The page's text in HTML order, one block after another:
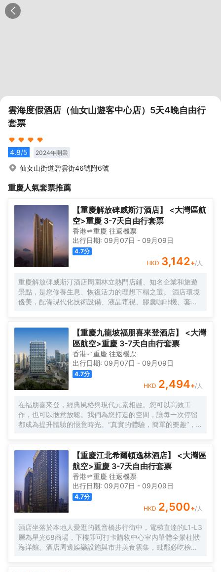
雲海度假酒店（仙女山遊客中心店）5天4晚自由行
套票
4.8/5 2024年開業
仙女山街道碧雲街46號附6號
重慶人氣套票推薦
【重慶解放碑威斯汀酒店】 <大灣區航
空>重慶 3-7天自由行套票
香港 重慶 往返機票
出行日期: 09月07日 - 09月09日
4.7分
HKD 3,142+/人
重慶解放碑威斯汀酒店周圍林立熱門店鋪、知名企業和旅遊
景點，是您修養生息、恢復活力的理想下榻之選。 酒店環境
優美，配備現代化技術設備、液晶電視、膠囊咖啡機、套房
【重慶九龍坡福朋喜來登酒店】 <大灣
區航空>重慶 3-7天自由行套票
香港 重慶 往返機票
出行日期: 09月07日 - 09月09日
4.7分
HKD 2,494+/人
在福朋喜來登，經典風格與現代元素相融。您可以高效工
作，也可以愜意放鬆。我們為您打造的空間，讓每一次停留
都成為提升體驗的愜意時光。“真實的體驗，簡單的樂趣”，強
【重慶江北希爾頓逸林酒店】 <大灣區
航空>重慶 3-7天自由行套票
香港 重慶 往返機票
出行日期: 09月07日 - 09月09日
4.7分
HKD 2,500+/人
酒店坐落於本地人愛逛的觀音橋步行街中，電梯直達的L1-L3
層為星光68商場，下樓即可打卡購物中心室內單體全景柱狀
海洋館。酒店周邊娛樂設施與市井美食雲集，毗鄰必吃榜叁